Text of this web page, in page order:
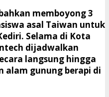
memboyong 3
asal Taiwan untuk
Selama di Kota
dijadwalkan
langsung hingga
alam gunung berapi di